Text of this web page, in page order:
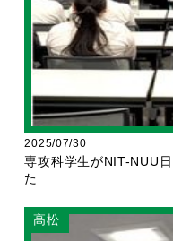
2025/07/30
専攻科学生がNIT-NUU
た
高松